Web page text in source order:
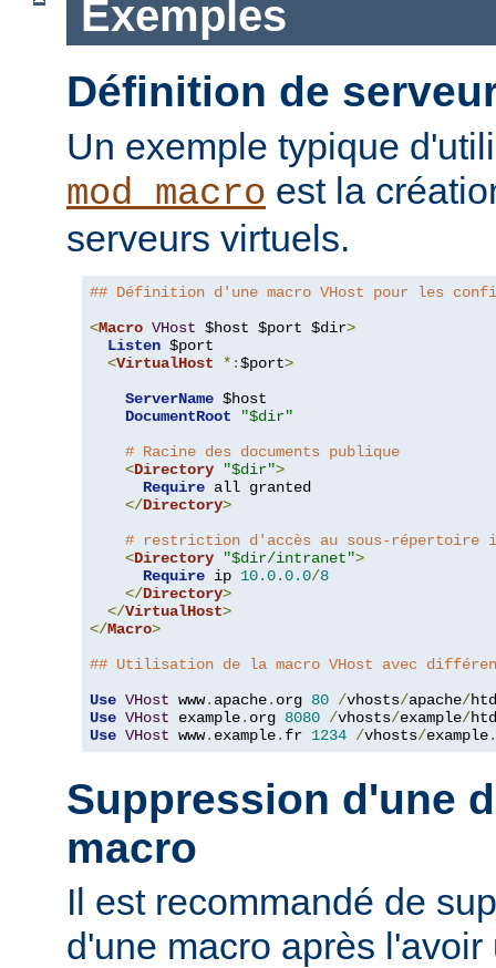
Exemples
Définition de
Un exemple typique
mod_macro est la
serveurs virtuels.
## Définition d'une macro VHost pour les
<Macro VHost $host $port $dir>
Listen $port
<VirtualHost *:$port>
ServerName $host
DocumentRoot
"$dir"
# Racine des documents publique
<Directory "$dir">
Require all granted
</Directory>
# restriction d'accès au sous-répertoire
<Directory "$dir/intranet">
Require ip 10.0.0.0/8
</Directory>
</VirtualHost>
</Macro>
## Utilisation de la macro VHost avec
Use VHost www. apache. org 80 /vhosts/apache/
Use VHost example. org 8080 /vhosts/example/
Use VHost www. example. fr 1234 /vhosts/example.
Suppression d'une
macro
Il est recommandé de
d'une macro après